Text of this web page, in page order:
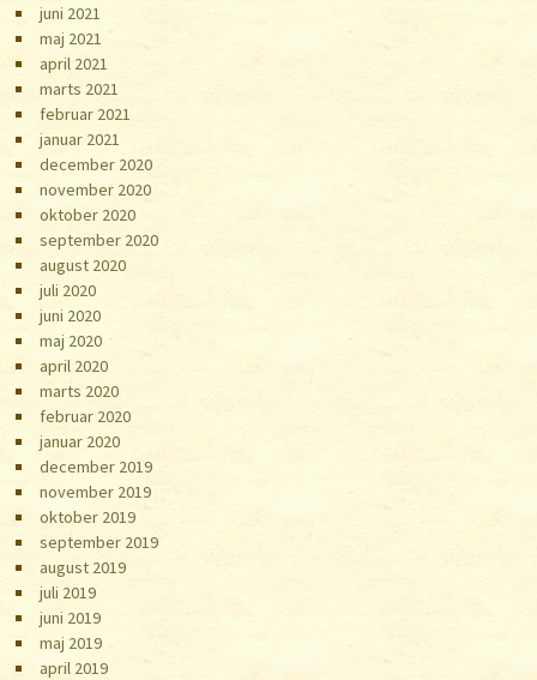
juni 2021
maj 2021
april 2021
marts 2021
februar 2021
januar 2021
december 2020
november 2020
oktober 2020
september 2020
august 2020
juli 2020
juni 2020
maj 2020
april 2020
marts 2020
februar 2020
januar 2020
december 2019
november 2019
oktober 2019
september 2019
august 2019
juli 2019
juni 2019
maj 2019
april 2019